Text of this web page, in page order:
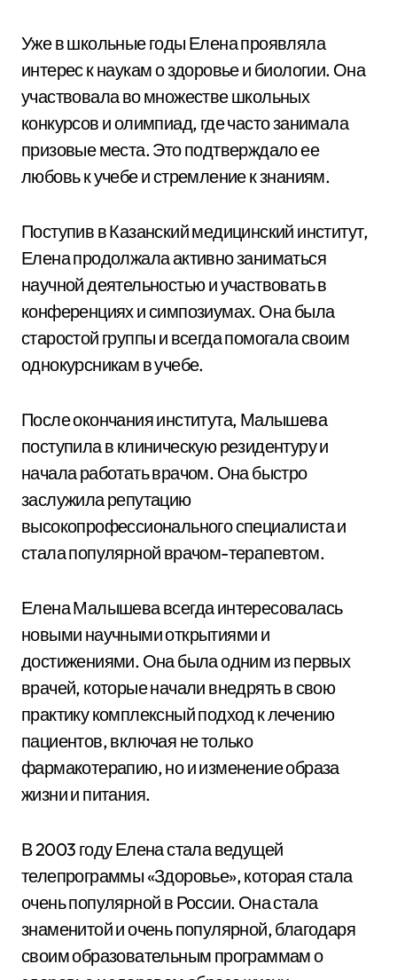
Уже в школьные годы Елена проявляла
интерес к наукам о здоровье и биологии. Она
участвовала во множестве школьных
конкурсов и олимпиад, где часто занимала
призовые места. Это подтверждало ее
любовь к учебе и стремление к знаниям.
Поступив в Казанский медицинский институт,
Елена продолжала активно заниматься
научной деятельностью и участвовать в
конференциях и симпозиумах. Она была
старостой группы и всегда помогала своим
однокурсникам в учебе.
После окончания института, Малышева
поступила в клиническую резидентуру и
начала работать врачом. Она быстро
заслужила репутацию
высокопрофессионального специалиста и
стала популярной врачом-терапевтом.
Елена Малышева всегда интересовалась
новыми научными открытиями и
достижениями. Она была одним из первых
врачей, которые начали внедрять в свою
практику комплексный подход к лечению
пациентов, включая не только
фармакотерапию, но и изменение образа
жизни и питания.
В 2003 году Елена стала ведущей
телепрограммы «Здоровье», которая стала
очень популярной в России. Она стала
знаменитой и очень популярной, благодаря
своим образовательным программам о